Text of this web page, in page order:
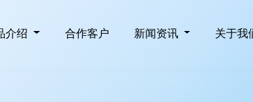
介绍 合作客户 新闻资讯 关于我